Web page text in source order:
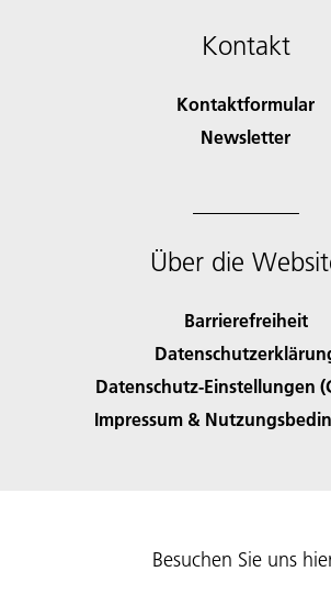
Kontakt
Kontaktformular
Newsletter
Über die
Barrierefreiheit
Datenschutz-Einstellungen
Impressum &
Besuchen Sie uns